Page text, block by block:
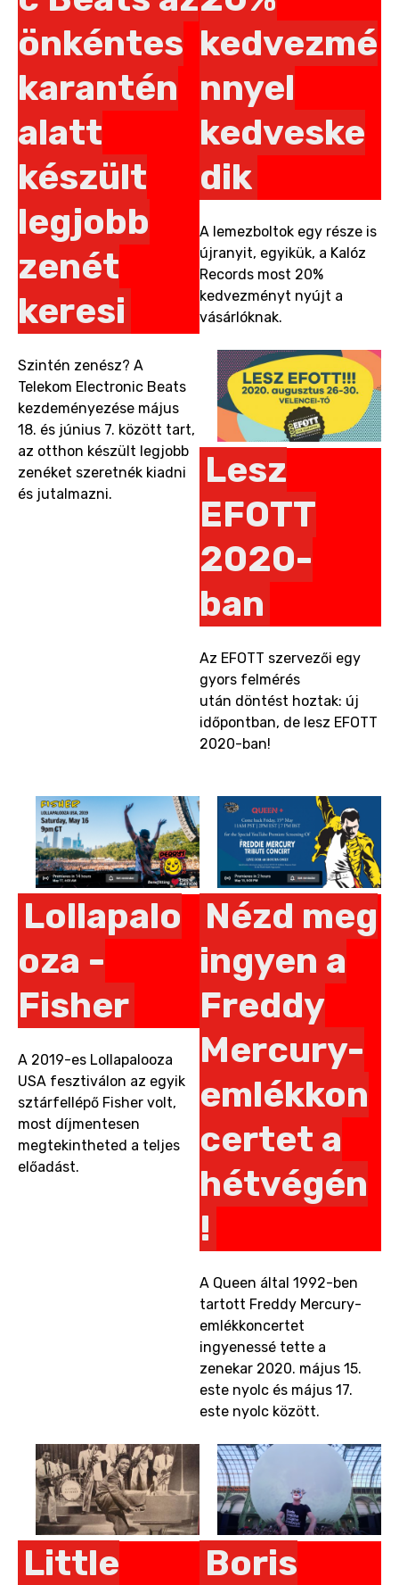
önkéntes
karantén
alatt
készült
legjobb
zenét
keresi
Szintén zenész? A
Telekom Electronic Beats
kezdeményezése május
18. és június 7. között tart,
az otthon készült legjobb
zenéket szeretnék kiadni
és jutalmazni.
kedvezmé
nnyel
kedveske
dik
A lemezboltok egy része is
újranyit, egyikük, a Kalóz
Records most 20%
kedvezményt nyújt a
vásárlóknak.
Lesz
EFOTT
2020-
ban
Az EFOTT szervezői egy
gyors felmérés
után döntést hoztak: új
időpontban, de lesz EFOTT
2020-ban!
Lollapalo
oza -
Fisher
A 2019-es Lollapalooza
USA fesztiválon az egyik
sztárfellépő Fisher volt,
most díjmentesen
megtekintheted a teljes
előadást.
Nézd meg
ingyen a
Freddy
Mercury-
emlékkon
certet a
hétvégén
!
A Queen által 1992-ben
tartott Freddy Mercury-
emlékkoncertet
ingyenessé tette a
zenekar 2020. május 15.
este nyolc és május 17.
este nyolc között.
Little
Boris